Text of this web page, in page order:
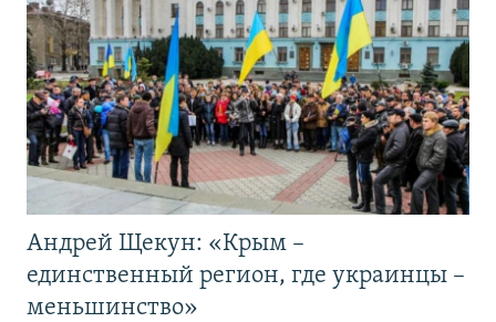
Андрей Щекун: «Крым –
единственный регион, где украинцы –
меньшинство»